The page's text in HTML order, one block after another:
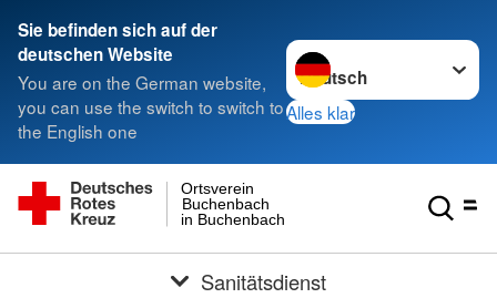
Sie befinden sich auf der
deutschen Website
You are on the German website,
you can use the switch to switch to
the English one
Sprache wechseln zu
Alles klar
in Buchenbach
Buchenbach
Ortsverein
Sanitätsdienst